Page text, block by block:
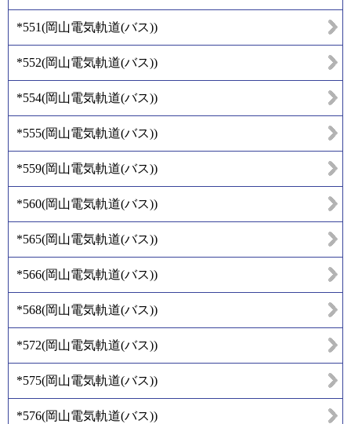
*551(岡山電気軌道(バス))
*552(岡山電気軌道(バス))
*554(岡山電気軌道(バス))
*555(岡山電気軌道(バス))
*559(岡山電気軌道(バス))
*560(岡山電気軌道(バス))
*565(岡山電気軌道(バス))
*566(岡山電気軌道(バス))
*568(岡山電気軌道(バス))
*572(岡山電気軌道(バス))
*575(岡山電気軌道(バス))
*576(岡山電気軌道(バス))